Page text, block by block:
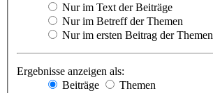
Nur im Text der Beiträge
Nur im Betreff der Themen
Nur im ersten Beitrag der Themen
Ergebnisse anzeigen als:
Beiträge
Themen